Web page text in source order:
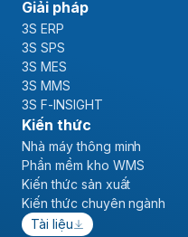
Giải pháp
3S ERP
3S SPS
3S MES
3S MMS
3S F-INSIGHT
Kiến thức
Nhà máy thông minh
Phần mềm kho WMS
Kiến thức sản xuất
Kiến thức chuyên ngành
Tài liệu